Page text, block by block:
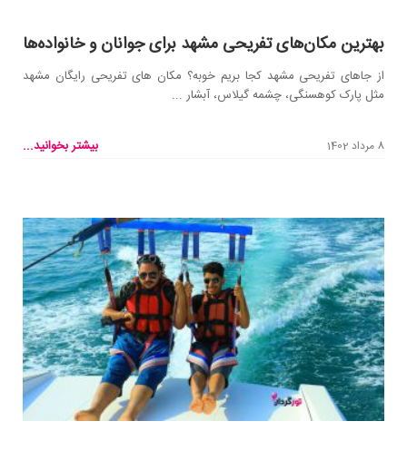
بهترین مکان‌های تفریحی مشهد برای جوانان و خانواده‌‌ها
از جاهای تفریحی مشهد کجا بریم خوبه؟ مکان های تفریحی رایگان مشهد
مثل پارک کوهسنگی، چشمه گیلاس، آبشار ...
8 مرداد 1402 بیشتر بخوانید...